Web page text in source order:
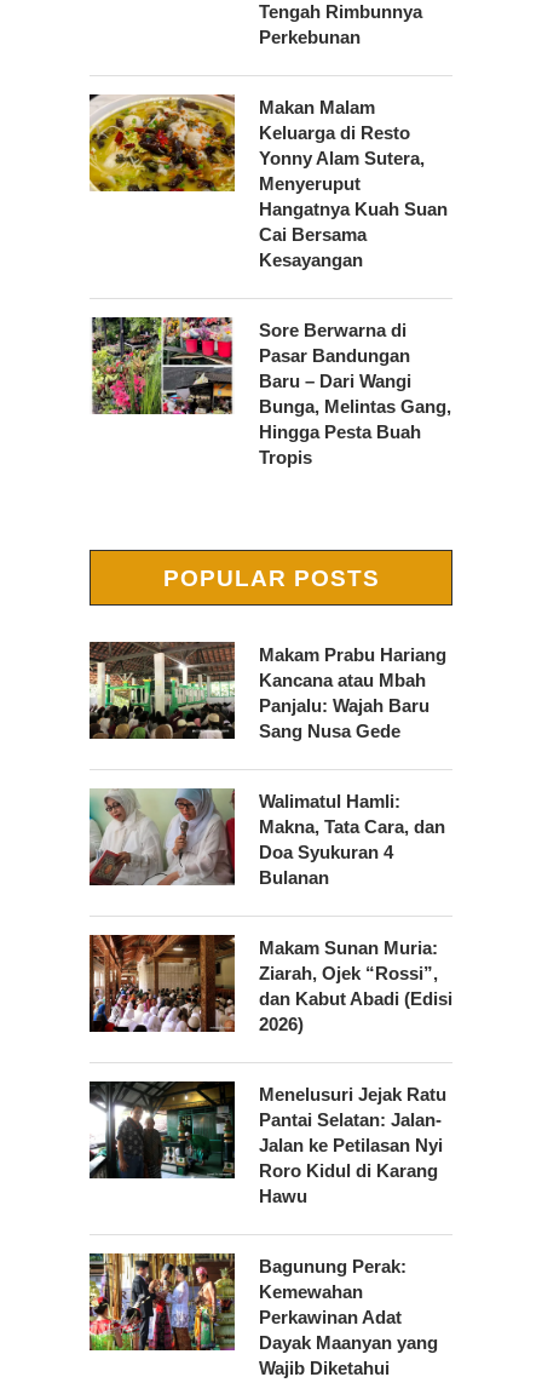
Tengah Rimbunnya
Perkebunan
Makan Malam
Keluarga di Resto
Yonny Alam Sutera,
Menyeruput
Hangatnya Kuah Suan
Cai Bersama
Kesayangan
Sore Berwarna di
Pasar Bandungan
Baru – Dari Wangi
Bunga, Melintas Gang,
Hingga Pesta Buah
Tropis
POPULAR POSTS
Makam Prabu Hariang
Kancana atau Mbah
Panjalu: Wajah Baru
Sang Nusa Gede
Walimatul Hamli:
Makna, Tata Cara, dan
Doa Syukuran 4
Bulanan
Makam Sunan Muria:
Ziarah, Ojek “Rossi”,
dan Kabut Abadi (Edisi
2026)
Menelusuri Jejak Ratu
Pantai Selatan: Jalan-
Jalan ke Petilasan Nyi
Roro Kidul di Karang
Hawu
Bagunung Perak:
Kemewahan
Perkawinan Adat
Dayak Maanyan yang
Wajib Diketahui